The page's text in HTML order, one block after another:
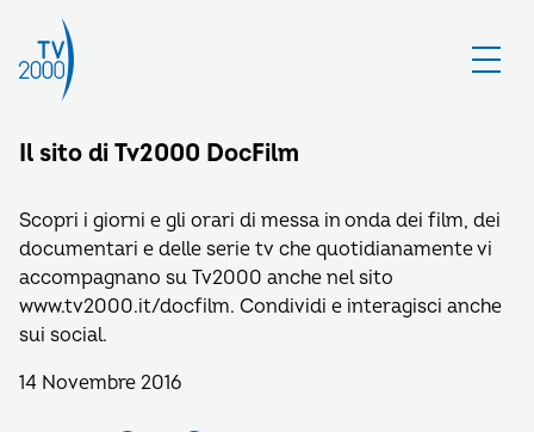
Il sito di Tv2000 DocFilm
Scopri i giorni e gli orari di messa in onda dei film, dei
documentari e delle serie tv che quotidianamente vi
accompagnano su Tv2000 anche nel sito
www.tv2000.it/docfilm. Condividi e interagisci anche
sui social.
14 Novembre 2016